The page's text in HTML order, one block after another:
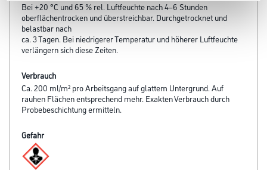
Bei +20 °C und 65 % rel. Luftfeuchte nach 4–6 Stunden
oberflächentrocken und überstreichbar. Durchgetrocknet und
belastbar nach
ca. 3 Tagen. Bei niedrigerer Temperatur und höherer Luftfeuchte
verlängern sich diese Zeiten.
Verbrauch
Ca. 200 ml/m² pro Arbeitsgang auf glattem Untergrund. Auf
rauhen Flächen entsprechend mehr. Exakten Verbrauch durch
Probebeschichtung ermitteln.
Gefahr